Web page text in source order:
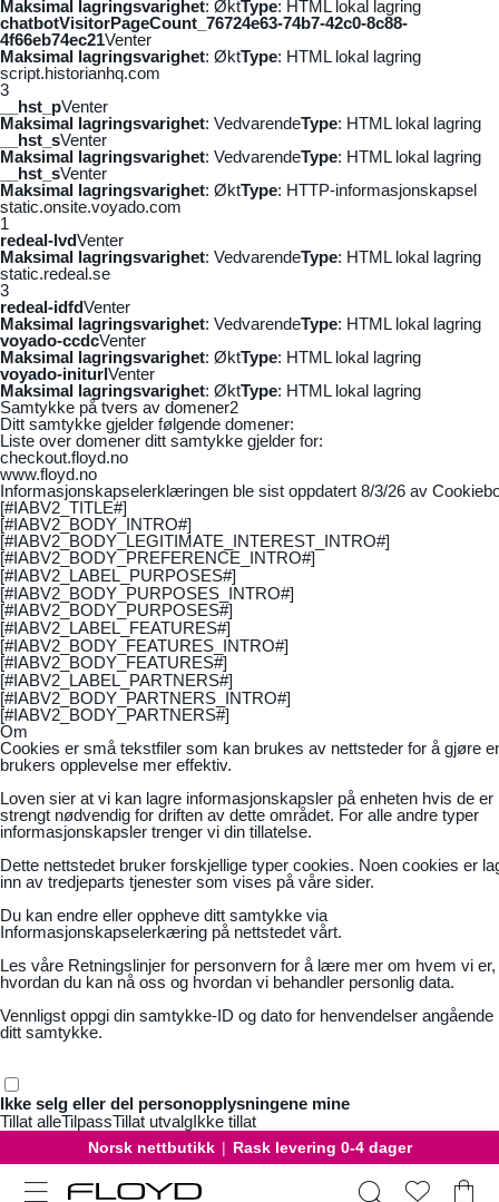
Maksimal lagringsvarighet: ØktType: HTML lokal lagring
chatbotVisitorPageCount_76724e63-74b7-42c0-8c88-
4f66eb74ec21Venter
Maksimal lagringsvarighet: ØktType: HTML lokal lagring
script.historianhq.com
3
__hst_pVenter
Maksimal lagringsvarighet: VedvarendeType: HTML lokal lagring
__hst_sVenter
Maksimal lagringsvarighet: VedvarendeType: HTML lokal lagring
__hst_sVenter
Maksimal lagringsvarighet: ØktType: HTTP-informasjonskapsel
static.onsite.voyado.com
1
redeal-lvdVenter
Maksimal lagringsvarighet: VedvarendeType: HTML lokal lagring
static.redeal.se
3
redeal-idfdVenter
Maksimal lagringsvarighet: VedvarendeType: HTML lokal lagring
voyado-ccdcVenter
Maksimal lagringsvarighet: ØktType: HTML lokal lagring
voyado-initurlVenter
Maksimal lagringsvarighet: ØktType: HTML lokal lagring
Samtykke på tvers av domener2
Ditt samtykke gjelder følgende domener:
Liste over domener ditt samtykke gjelder for:
checkout.floyd.no
www.floyd.no
Informasjonskapselerklæringen ble sist oppdatert 8/3/26 av
[#IABV2_TITLE#]
[#IABV2_BODY_INTRO#]
[#IABV2_BODY_LEGITIMATE_INTEREST_INTRO#]
[#IABV2_BODY_PREFERENCE_INTRO#]
[#IABV2_LABEL_PURPOSES#]
[#IABV2_BODY_PURPOSES_INTRO#]
[#IABV2_BODY_PURPOSES#]
[#IABV2_LABEL_FEATURES#]
[#IABV2_BODY_FEATURES_INTRO#]
[#IABV2_BODY_FEATURES#]
[#IABV2_LABEL_PARTNERS#]
[#IABV2_BODY_PARTNERS_INTRO#]
[#IABV2_BODY_PARTNERS#]
Om
Cookies er små tekstfiler som kan brukes av nettsteder for å gjøre
brukers opplevelse mer effektiv.
Loven sier at vi kan lagre informasjonskapsler på enheten hvis de er
strengt nødvendig for driften av dette området. For alle andre typer
informasjonskapsler trenger vi din tillatelse.
Dette nettstedet bruker forskjellige typer cookies. Noen cookies er
inn av tredjeparts tjenester som vises på våre sider.
Du kan endre eller oppheve ditt samtykke via
Informasjonskapselerkæring på nettstedet vårt.
Les våre Retningslinjer for personvern for å lære mer om hvem vi er,
hvordan du kan nå oss og hvordan vi behandler personlig data.
Vennligst oppgi din samtykke-ID og dato for henvendelser angående
ditt samtykke.
Ikke selg eller del personopplysningene mine
Tillat alleTilpassTillat utvalgIkke tillat
Norsk nettbutikk | Rask levering 0-4 dager